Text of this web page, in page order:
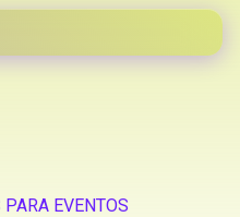
EVENTOS